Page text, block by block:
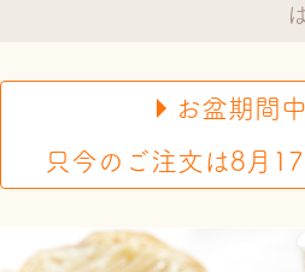
お盆期間
只今のご注文は8月